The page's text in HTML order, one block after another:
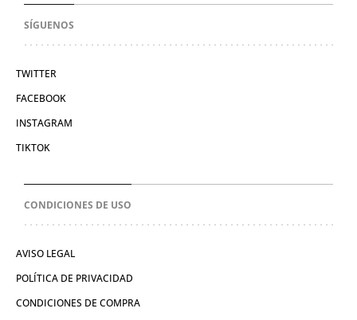
SÍGUENOS
TWITTER
FACEBOOK
INSTAGRAM
TIKTOK
CONDICIONES DE USO
AVISO LEGAL
POLÍTICA DE PRIVACIDAD
CONDICIONES DE COMPRA